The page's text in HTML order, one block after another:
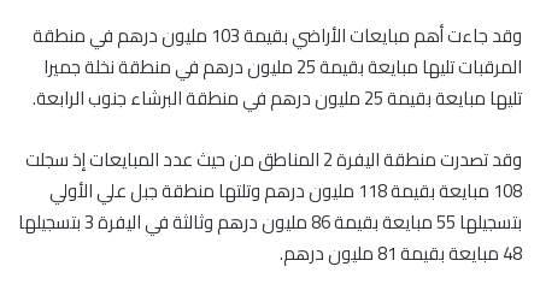
وقد جاءت أهم مبايعات الأراضي بقيمة 103 مليون درهم في منطقة
المرقبات تليها مبايعة بقيمة 25 مليون درهم في منطقة نخلة جميرا
تليها مبايعة بقيمة 25 مليون درهم في منطقة البرشاء جنوب الرابعة.
وقد تصدرت منطقة اليفرة 2 المناطق من حيث عدد المبايعات إذ سجلت
108 مبايعة بقيمة 118 مليون درهم وتلتها منطقة جبل علي الأولي
بتسجيلها 55 مبايعة بقيمة 86 مليون درهم وثالثة في اليفرة 3 بتسجيلها
48 مبايعة بقيمة 81 مليون درهم.